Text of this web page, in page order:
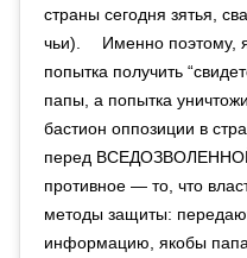
страны сегодня зятья,
чьи). ⠀ Именно поэтому,
попытка получить
папы, а попытка
бастион оппозиции в
перед
противное — то, что
методы защиты:
информацию, якобы